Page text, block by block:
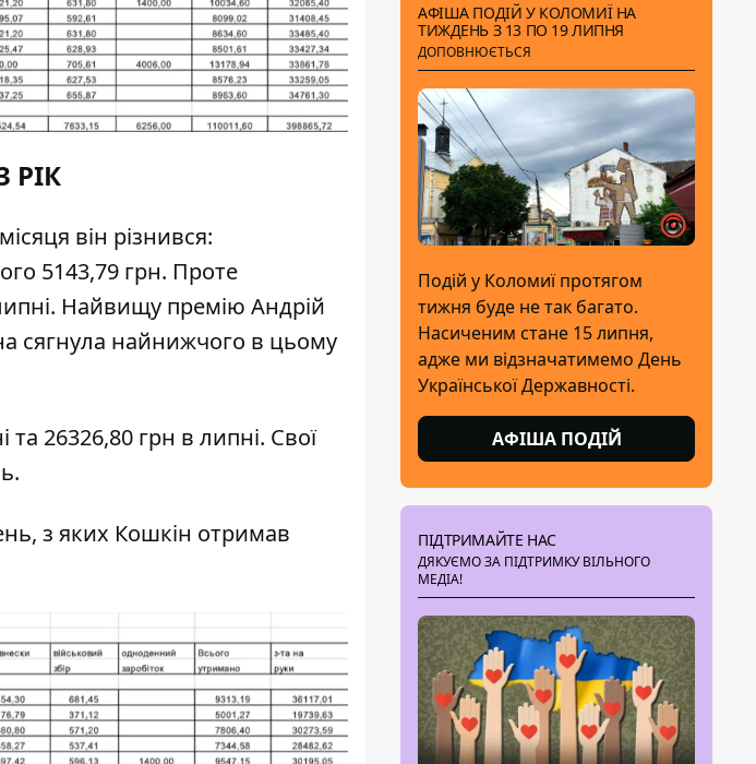
РІК
він різнився:
5143,79 грн. Проте
Найвищу премію Андрій
сягнула найнижчого в цьому
та 26326,80 грн в липні. Свої
з яких Кошкін отримав
АФІША ПОДІЙ У КОЛОМИЇ НА
ТИЖДЕНЬ З 13 ПО 19 ЛИПНЯ
ДОПОВНЮЄТЬСЯ
Подій у Коломиї протягом
тижня буде не так багато.
Насиченим стане 15 липня,
адже ми відзначатимемо День
Української Державності.
АФІША ПОДІЙ
ПІДТРИМАЙТЕ НАС
ДЯКУЄМО ЗА ПІДТРИМКУ ВІЛЬНОГО
МЕДІА!